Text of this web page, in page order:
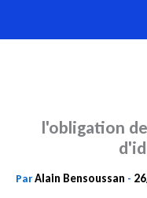
au
l'obligation
ParAlain Bensoussan -